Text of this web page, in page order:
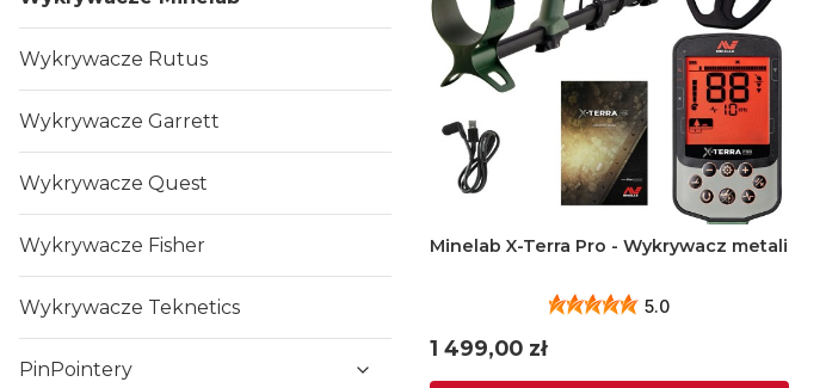
Wykrywacze Rutus
Wykrywacze Garrett
Wykrywacze Quest
Wykrywacze Fisher
Wykrywacze Teknetics
PinPointery
Minelab X-Terra Pro - Wykrywacz metali
5.0
Cena
1 499,00 zł